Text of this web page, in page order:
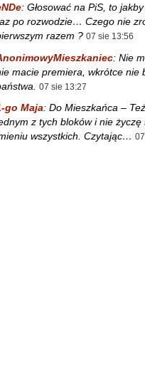
: Głosować na PiS, to
po rozwodzie… Czego nie
razem ? 07 sie 13:56
: Nie
macie premiera, wkrótce nie
07 sie 13:27
go Maja: Do Mieszkańca –
z tych bloków i nie życzę
wszystkich. Czytając…